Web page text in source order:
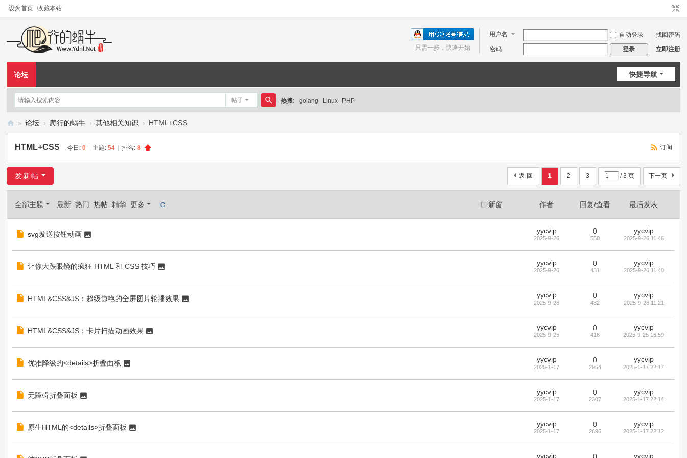
设为首页 收藏本站
用户名 自动登录
找回密码
密码
登录 立即注册
只需一步，快速开始
快捷导航
论坛
帖子
搜
热搜: golang Linux PHP
的
蜗
» 论坛 › 爬行的蜗牛 › 其他相关知识 › HTML+CSS
订阅
HTML+CSS 今日:0 主题:54 排名:8
1 2 3 / 3 页 下一页
返 回
发新帖
新窗
全部主题 最新 热门 热帖 精华 更多 作者 回复/查看 最后发表
svg发送按钮动画 yycvip
2025-9-26
0
550
yycvip
2025-9-26 11:46
让你大跌眼镜的疯狂 HTML 和 CSS 技巧 yycvip
2025-9-26
0
431
yycvip
2025-9-26 11:40
HTML&CSS&JS：超级惊艳的全屏图片轮播效果 yycvip
2025-9-26
0
432
yycvip
2025-9-26 11:21
HTML&CSS&JS：卡片扫描动画效果 yycvip
2025-9-25
0
416
yycvip
2025-9-25 16:59
优雅降级的<details>折叠面板 yycvip
2025-1-17
0
2954
yycvip
2025-1-17 22:17
无障碍折叠面板 yycvip
2025-1-17
0
2307
yycvip
2025-1-17 22:14
原生HTML的<details>折叠面板 yycvip
2025-1-17
0
2696
yycvip
2025-1-17 22:12
yycvip yycvip